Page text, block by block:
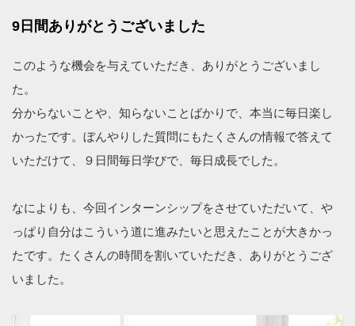
9日間ありがとうございました
このような機会を与えていただき、ありがとうございまし
た。
分からないことや、知らないことばかりで、本当に毎日楽し
かったです。ぼんやりした質問にもたくさんの情報で答えて
いただけて、９日間毎日学びで、毎日成長でした。
なによりも、今回インターンシップをさせていただいて、や
っぱり自分はこういう道に進みたいと思えたことが大きかっ
たです。たくさんの時間を割いていただき、ありがとうござ
いました。